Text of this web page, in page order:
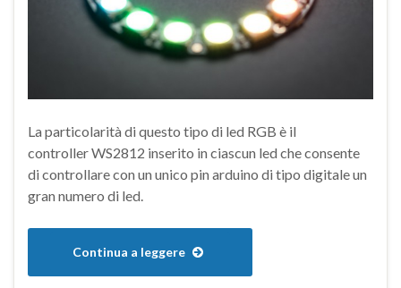
La particolarità di questo tipo di led RGB è il
controller WS2812 inserito in ciascun led che consente
di controllare con un unico pin arduino di tipo digitale un
gran numero di led.
Continua a leggere